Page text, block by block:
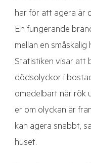
har för att agera är
En fungerande
mellan en
Statistiken visar att
dödsolyckor i
omedelbart när rök
er om olyckan är
kan agera snabbt,
huset.